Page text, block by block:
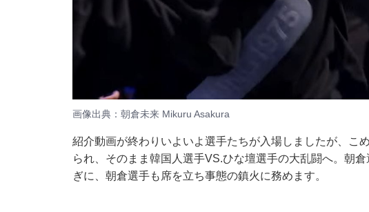
画像出典： 朝倉未来 Mikuru Asakura
紹介動画が終わりいよいよ選手たちが入場しましたが、こ
られ、そのまま韓国人選手VS.ひな壇選手の大乱闘へ。朝
ぎに、朝倉選手も席を立ち事態の鎮火に務めます。